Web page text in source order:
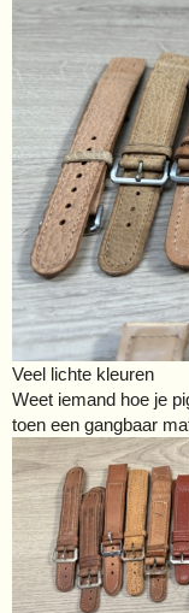
Veel lichte kleuren
Weet iemand hoe je
toen een gangbaar